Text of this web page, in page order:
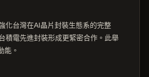
化台灣在AI晶片封裝生態系的完整
積電先進封裝形成更緊密合作。此舉
能。